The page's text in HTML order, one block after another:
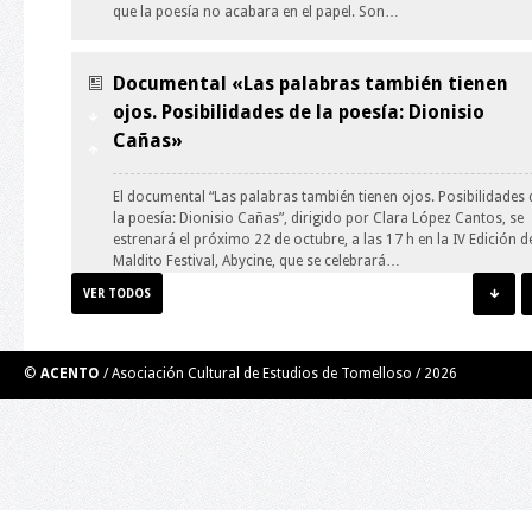
que la poesía no acabara en el papel. Son…
Documental «Las palabras también tienen
ojos. Posibilidades de la poesía: Dionisio
Cañas»
El documental “Las palabras también tienen ojos. Posibilidades
la poesía: Dionisio Cañas”, dirigido por Clara López Cantos, se
estrenará el próximo 22 de octubre, a las 17 h en la IV Edición
Maldito Festival, Abycine, que se celebrará…
de ilustración y aprovechando el error, se desarrollará un
VER TODOS
© ACENTO / Asociación Cultural de Estudios de Tomelloso / 2026